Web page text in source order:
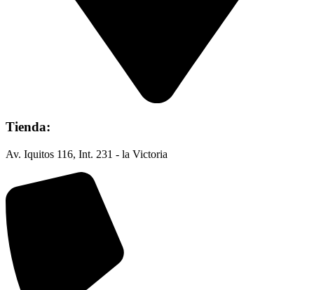
Tienda:
Av. Iquitos 116, Int. 231 - la Victoria